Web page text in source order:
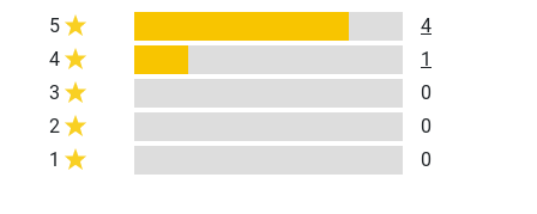
5
4
4
1
3
0
2
0
1
0